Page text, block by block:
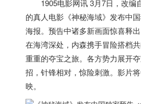
1905电影网讯3月7日，改编
的真人电影《神秘海域》发布中
海报。预告中诸多新画面惊喜释
在海湾深处，内森携手冒险搭档
重重的夺宝之旅。各方势力展开
招，针锋相对，惊险刺激。影片
映。